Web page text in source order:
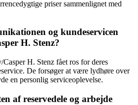
priser sammenlignet med
og kundeservicen
H. Stenz?
H. Stenz fået ros for deres
De forsøger at være lydhøre over
en personlig serviceoplevelse.
af reservedele og arbejde